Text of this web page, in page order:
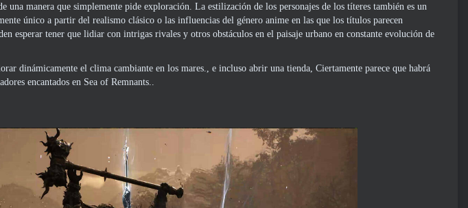
una manera que simplemente pide exploración. La estilización de los personajes de los títeres también es un
único a partir del realismo clásico o las influencias del género anime en las que los títulos parecen
esperar tener que lidiar con intrigas rivales y otros obstáculos en el paisaje urbano en constante evolución de
dinámicamente el clima cambiante en los mares., e incluso abrir una tienda, Ciertamente parece que habrá
encantados en Sea of ​​Remnants..